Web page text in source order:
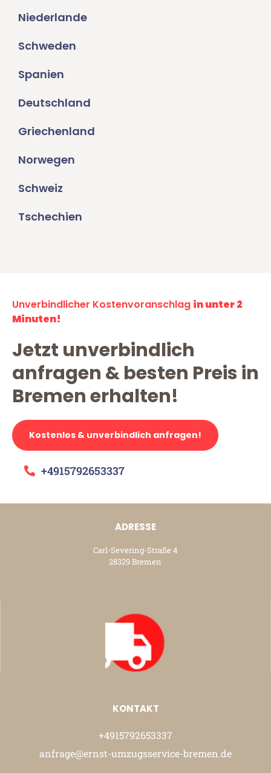
Niederlande
Schweden
Spanien
Deutschland
Griechenland
Norwegen
Schweiz
Tschechien
Unverbindlicher Kostenvoranschlag in unter 2
Minuten!
Jetzt unverbindlich
anfragen & besten Preis in
Bremen erhalten!
Kostenlos & unverbindlich anfragen!
+4915792653337
ADRESSE
Carl-Severing-Straße 4
28329 Bremen
KONTAKT
+4915792653337
anfrage@ernst-umzugsservice-bremen.de